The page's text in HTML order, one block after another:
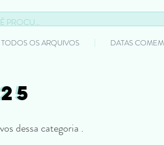
TODOS OS ARQUIVOS DATAS
dessa categoria .